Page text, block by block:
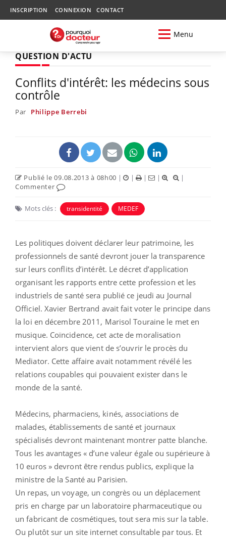
INSCRIPTION CONNEXION CONTACT
Menu
QUESTION D'ACTU
Conflits d'intérêt: les médecins sous
contrôle
Par Philippe Berrebi
Publié le 09.08.2013 à 08h00 | | | |
|
Commenter
Mots clés : transidentité MEDEF
Les politiques doivent déclarer leur patrimoine, les
professionnels de santé devront jouer la transparence
sur leurs conflits d’intérêt. Le décret d’application
organisant les rapports entre cette profession et les
industriels de santé sera publié ce jeudi au Journal
Officiel. Xavier Bertrand avait fait voter le principe dans
la loi en décembre 2011, Marisol Touraine le met en
musique. Coïncidence, cet acte de moralisation
intervient alors que vient de s’ouvrir le procès du
Mediator. Cette affaire avait notamment révélé les
relations coupables qui pouvaient exister dans le
monde de la santé.
Médecins, pharmaciens, kinés, associations de
malades, établissements de santé et journaux
spécialisés devront maintenant montrer patte blanche.
Tous les avantages « d’une valeur égale ou supérieure à
10 euros » devront être rendus publics, explique la
ministre de la Santé au Parisien.
Un repas, un voyage, un congrès ou un déplacement
pris en charge par un laboratoire pharmaceutique ou
un fabricant de cosmétiques, tout sera mis sur la table.
Ou plutôt sur un site internet consultable par tous. Et